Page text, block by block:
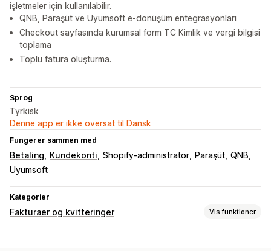
işletmeler için kullanılabilir.
QNB, Paraşüt ve Uyumsoft e-dönüşüm entegrasyonları
Checkout sayfasında kurumsal form TC Kimlik ve vergi bilgisi
toplama
Toplu fatura oluşturma.
Sprog
Tyrkisk
Denne app er ikke oversat til Dansk
Fungerer sammen med
Betaling Kundekonti Shopify-administrator Paraşüt QNB
Uyumsoft
Kategorier
Fakturaer og kvitteringer Vis funktioner